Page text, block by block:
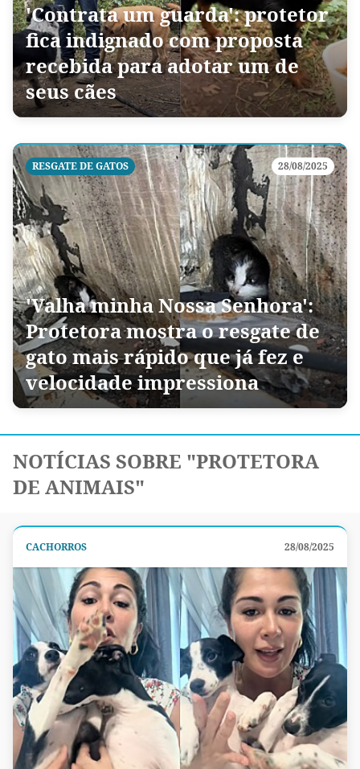
'Contrata um guarda': protetor
fica indignado com proposta
recebida para adotar um de
seus cães
RESGATE DE GATOS 28/08/2025
'Valha minha Nossa Senhora':
Protetora mostra o resgate de
gato mais rápido que já fez e
velocidade impressiona
NOTÍCIAS SOBRE "PROTETORA
DE ANIMAIS"
CACHORROS 28/08/2025